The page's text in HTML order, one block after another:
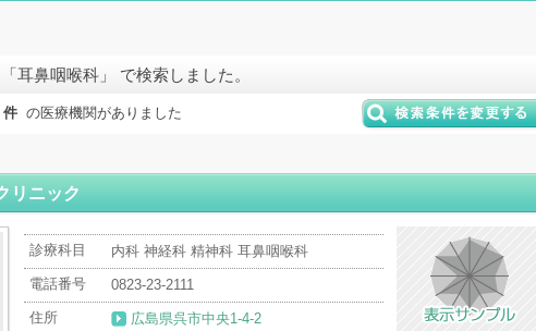
耳鼻咽喉科」 で検索しました。
件 の医療機関がありました
リニック
診療科目
内科 神経科 精神科 耳鼻咽喉科
電話番号
0823-23-2111
住所
広島県呉市中央1-4-2